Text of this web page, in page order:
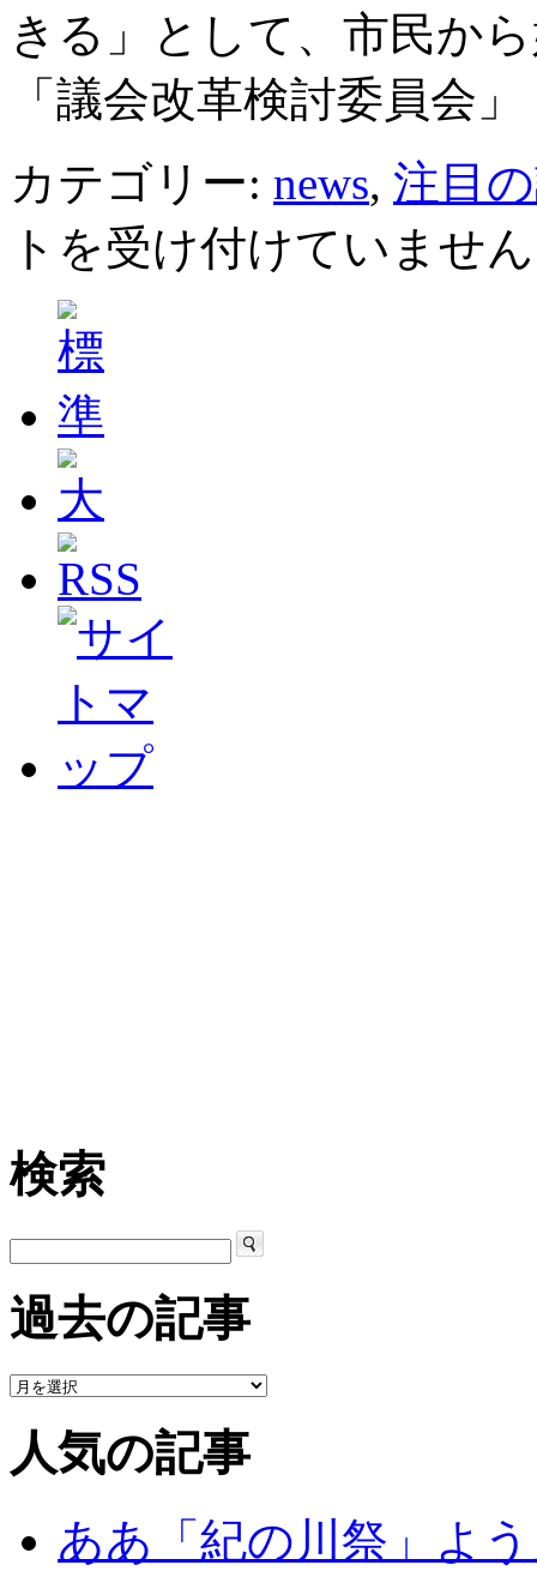
きる」として、市民か
「議会改革検討委員会
カテゴリー: news, 注目
トを受け付けていません
検索
過去の記事
人気の記事
ああ「紀の川祭」よ